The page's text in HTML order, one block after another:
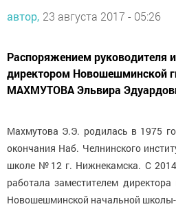
автор, 23 августа 2017 - 05:26
Распоряжением руководителя
директором Новошешминской
МАХМУТОВА Эльвира
Махмутова Э.Э. родилась в 1975
окончания Наб. Челнинского
школе №12 г. Нижнекамска. С
работала заместителем
Новошешминской начальной